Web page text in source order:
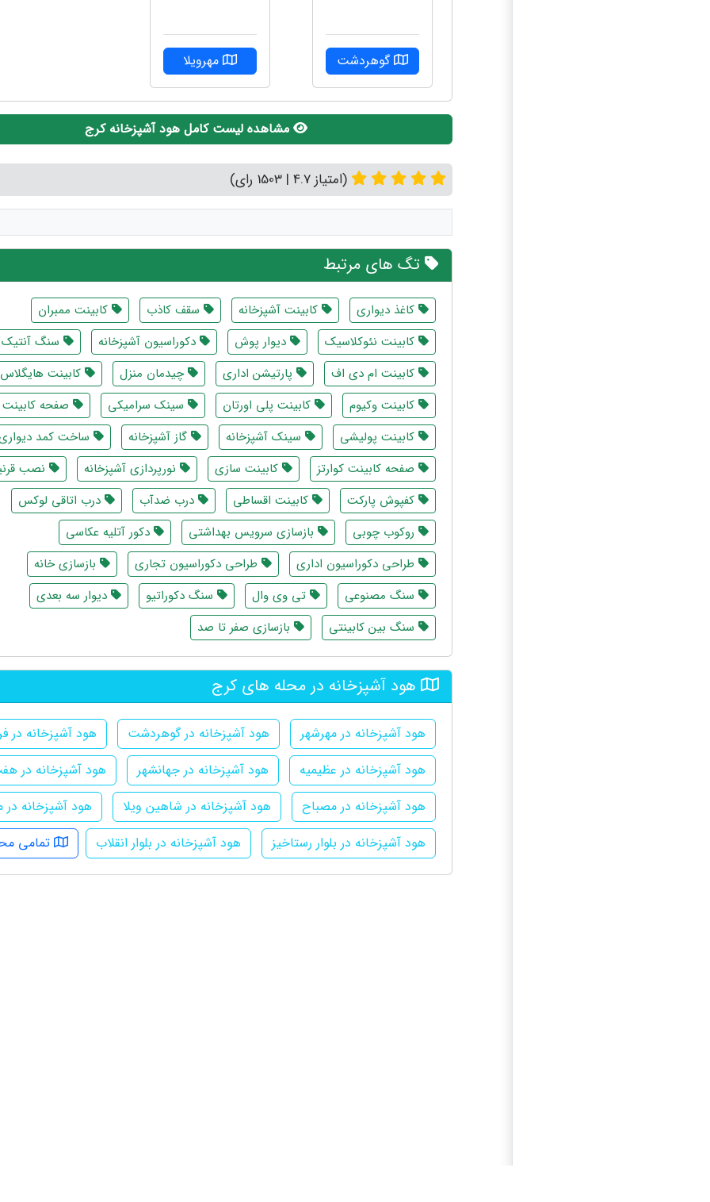
گوهردشت مهرویلا
مشاهده لیست کامل هود آشپزخانه کرج
(امتیاز 4.7 | 1503 رای)
تگ های مرتبط
کاغذ دیواری کابینت آشپزخانه سقف کاذب
کابینت ممبران
کابینت نئوکلاسیک
دیوار پوش دکوراسیون آشپزخانه
سنگ آنتیک
کابینت ام دی اف
پارتیشن اداری چیدمان منزل
کابینت هایگلاس
کابینت وکیوم
کابینت پلی اورتان سینک سرامیکی
صفحه
کابینت پولیشی
سینک آشپزخانه گاز آشپزخانه
ساخت کمد
صفحه کابینت کوارتز
کابینت سازی نورپردازی آشپزخانه
نصب
کفپوش پارکت
کابینت اقساطی درب ضدآب
درب اتاقی لوکس
روکوب چوبی
بازسازی سرویس بهداشتی
دکور آتلیه عکاسی
طراحی دکوراسیون اداری
طراحی دکوراسیون تجاری
بازسازی خانه
سنگ مصنوعی
تی وی وال سنگ دکوراتیو
دیوار سه بعدی
سنگ بین کابینتی
بازسازی صفر تا صد
هود آشپزخانه در محله های کرج
هود آشپزخانه در مهرشهر هود آشپزخانه در گوهردشت
هود آشپزخانه در
هود آشپزخانه در عظیمیه
هود آشپزخانه در جهانشهر
هود آشپزخانه در
هود آشپزخانه در مصباح
هود آشپزخانه در شاهین ویلا
هود آشپزخانه در
هود آشپزخانه در بلوار رستاخیز
هود آشپزخانه در بلوار انقلاب تمامی